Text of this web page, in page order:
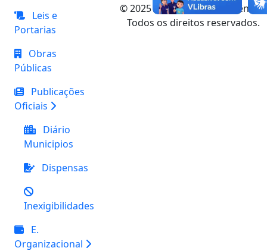
Leis e
Portarias
Obras
Públicas
Publicações
Oficiais
Diário
Municipios
Dispensas
Inexigibilidades
E.
Organizacional
© 2025 Portal da Transparência -
Todos os direitos reservados.